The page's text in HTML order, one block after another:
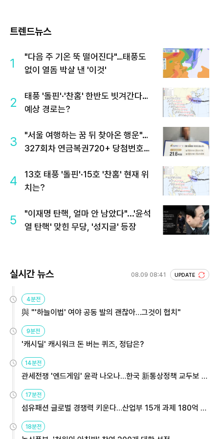
트렌드뉴스
1
"다음 주 기온 뚝 떨어진다"…태풍도
없이 열돔 박살 낸 '이것'
2
태풍 '돌핀'·'찬홈' 한반도 빗겨간다…
예상 경로는?
3
"서울 여행하는 꿈 뒤 찾아온 행운"…
327회차 연금복권720+ 당첨번호조
4
13호 태풍 '돌핀'·15호 '찬홈' 현재 위
치는?
5
"이재명 탄핵, 얼마 안 남았다"...'윤석
열 탄핵' 맞힌 무당, '성지글' 등장
실시간 뉴스 08.09 08:41 UPDATE
4분전
與 "'하늘이법' 여야 공동 발의 괜찮아…그것이 협치"
9분전
'캐시딜' 캐시워크 돈 버는 퀴즈, 정답은?
14분전
관세전쟁 '엔드게임' 윤곽 나오나…한국 新통상정책 교두보 활
용해야
17분전
섬유패션 글로벌 경쟁력 키운다…산업부 15개 과제 180억 지
원
18분전